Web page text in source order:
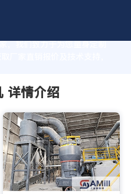
，我们致力于为您量身定制
厂家直销报价及技术支持，
详情介绍